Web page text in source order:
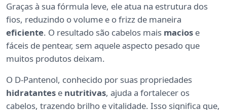
Graças à sua fórmula leve, ele atua na estrutura dos
fios, reduzindo o volume e o frizz de maneira
eficiente. O resultado são cabelos mais macios e
fáceis de pentear, sem aquele aspecto pesado que
muitos produtos deixam.
O D-Pantenol, conhecido por suas propriedades
hidratantes e nutritivas, ajuda a fortalecer os
cabelos, trazendo brilho e vitalidade. Isso significa que,